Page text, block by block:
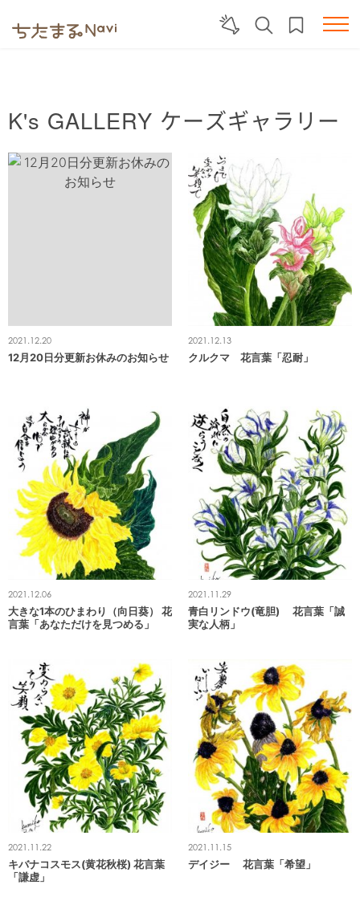
K's GALLERY ケーズギャラリー
2021.12.20
12月20日分更新お休みのお知らせ
2021.12.13
クルクマ 花言葉「忍耐」
2021.12.06
大きな1本のひまわり（向日葵） 花
言葉「あなただけを見つめる」
2021.11.29
青白リンドウ(竜胆) 花言葉「誠
実な人柄」
2021.11.22
キバナコスモス(黄花秋桜) 花言葉
「謙虚」
2021.11.15
デイジー 花言葉「希望」